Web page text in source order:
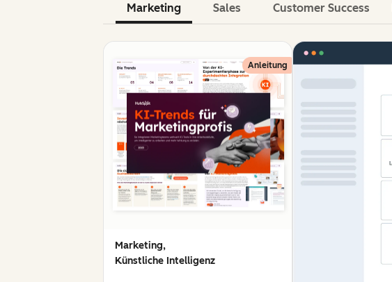
Marketing Sales Customer Success
Anleitung
Marketing,
Künstliche Intelligenz